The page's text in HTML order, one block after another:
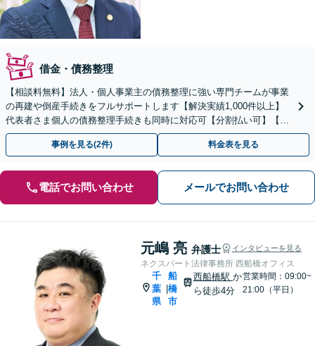
借金・債務整理
【相談料無料】法人・個人事業主の債務整理に強い専門チームが事業
の再建や倒産手続きをフルサポートします【解決実績1,000件以上】
代表者さま個人の債務整理手続きも同時に対応可【分割払い可】【後
払い応相談】【夜間・休日相談可】
事例を見る(2件) 料金表を見る
電話でお問い合わせ メールでお問い合わせ
元嶋 亮 弁護士 インタビューを見る
ネクスパート法律事務所 西船橋オフィス
千
葉
県
船
橋
市
西船橋駅 か
ら徒歩4分
営業時間：09:00~
21:00（平日）